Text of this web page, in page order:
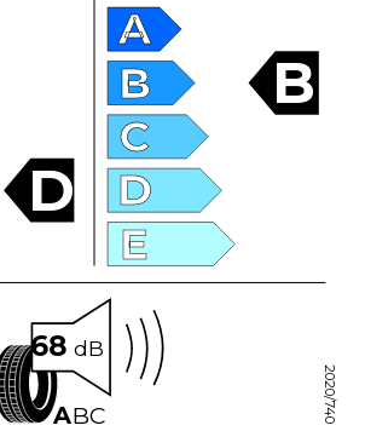
D
A
B
C
D
E
B
68 dB
ABC 2020/740